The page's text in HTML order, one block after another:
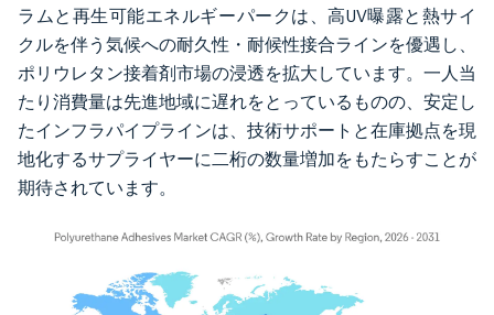
ラムと再生可能エネルギーパークは、高UV曝露と熱サイ
クルを伴う気候への耐久性・耐候性接合ラインを優遇し、
ポリウレタン接着剤市場の浸透を拡大しています。一人当
たり消費量は先進地域に遅れをとっているものの、安定し
たインフラパイプラインは、技術サポートと在庫拠点を現
地化するサプライヤーに二桁の数量増加をもたらすことが
期待されています。